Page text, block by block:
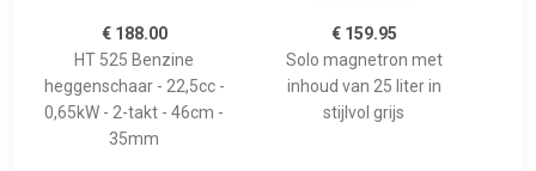
€ 188.00
HT 525 Benzine
heggenschaar - 22,5cc -
0,65kW - 2-takt - 46cm -
35mm
€ 159.95
Solo magnetron met
inhoud van 25 liter in
stijlvol grijs